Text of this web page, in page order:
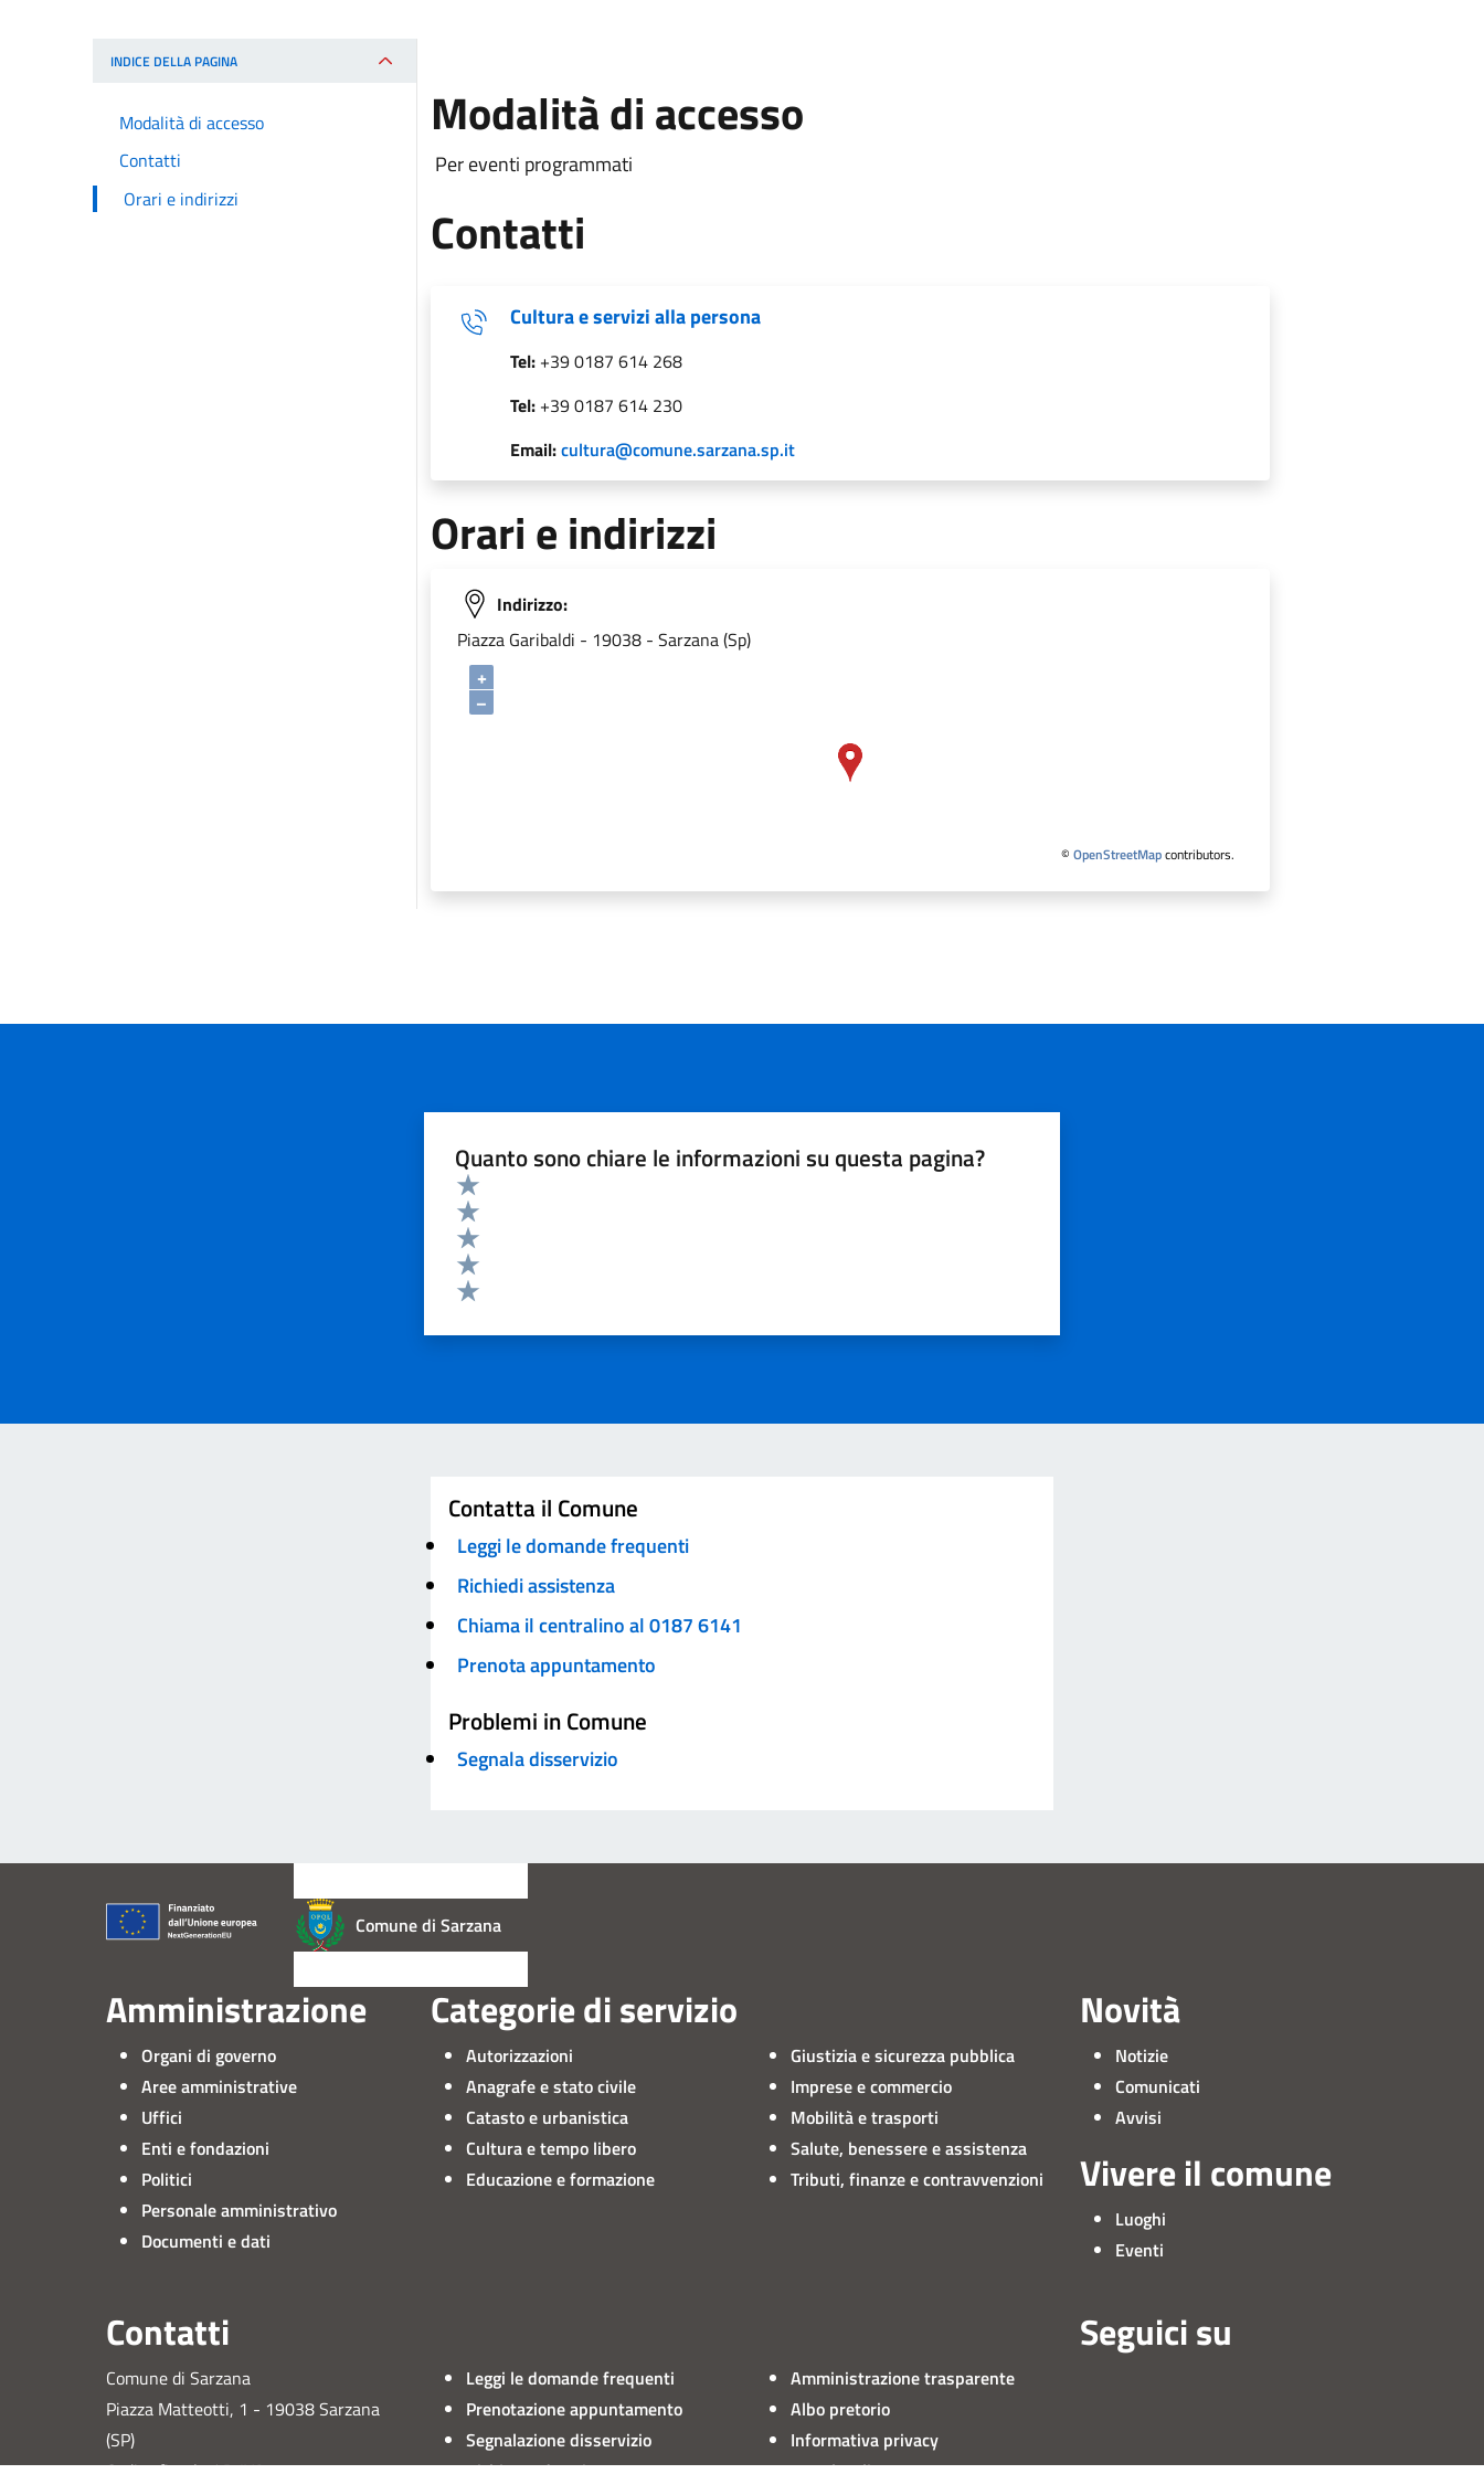
INDICE DELLA PAGINA
Modalità di accesso
Contatti
Orari e indirizzi
Modalità di accesso
Per eventi programmati
Contatti
Cultura e servizi alla persona
Tel: +39 0187 614 268
Tel: +39 0187 614 230
Email:cultura@comune.sarzana.sp.it
Orari e indirizzi
Indirizzo:
Piazza Garibaldi - 19038 - Sarzana (Sp)
+
–
© OpenStreetMapcontributors.
Quanto sono chiare le informazioni su questa pagina?
Valuta da 1 a 5 stelle la pagina
Valuta 5 stelle su 5
Valuta 4 stelle su 5
Valuta 3 stelle su 5
Valuta 2 stelle su 5
Valuta 1 stelle su 5
Contatta il Comune
Leggi le domande frequenti
Richiedi assistenza
Chiama il centralino al 0187 6141
Prenota appuntamento
Problemi in Comune
Segnala disservizio
Comune di Sarzana
Amministrazione
Organi di governo
Aree amministrative
Uffici
Enti e fondazioni
Politici
Personale amministrativo
Documenti e dati
Categorie di servizio
Autorizzazioni
Anagrafe e stato civile
Catasto e urbanistica
Cultura e tempo libero
Educazione e formazione
Giustizia e sicurezza pubblica
Imprese e commercio
Mobilità e trasporti
Salute, benessere e assistenza
Tributi, finanze e contravvenzioni
Novità
Notizie
Comunicati
Avvisi
Vivere il comune
Luoghi
Eventi
Contatti
Comune di Sarzana
Piazza Matteotti, 1 - 19038 Sarzana
(SP)
Leggi le domande frequenti
Prenotazione appuntamento
Segnalazione disservizio
Amministrazione trasparente
Albo pretorio
Informativa privacy
Seguici su